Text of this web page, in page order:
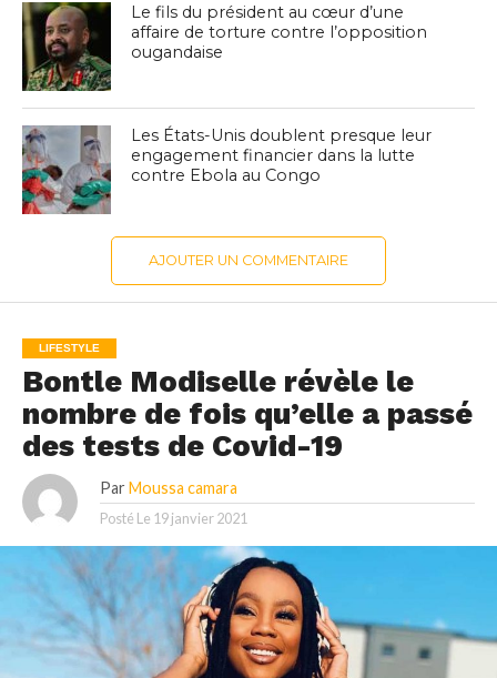
Le fils du président au cœur d’une
affaire de torture contre l’opposition
ougandaise
Les États-Unis doublent presque leur
engagement financier dans la lutte
contre Ebola au Congo
AJOUTER UN COMMENTAIRE
LIFESTYLE
Bontle Modiselle révèle le
nombre de fois qu’elle a passé
des tests de Covid-19
Par Moussa camara
Posté Le 19 janvier 2021